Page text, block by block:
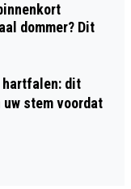
dommer? Dit
hartfalen: dit
stem voordat